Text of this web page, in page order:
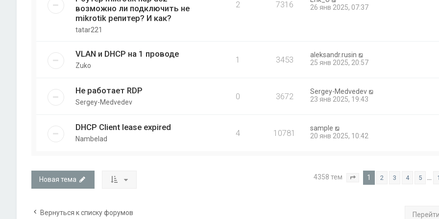
возможно ли подключить не
mikrotik репитер? И как?
tatar221
2 7316
26 янв 2025, 07:37
VLAN и DHCP на 1 проводе
Zuko
1 3453
aleksandr.rusin
25 янв 2025, 20:57
Не работает RDP
Sergey-Medvedev
0 3672
Sergey-Medvedev
23 янв 2025, 19:43
DHCP Client lease expired
Nambelad
4 10781
sample
20 янв 2025, 10:42
Новая тема 4358 тем Страница из 175
1 2 3 4 5
Вернуться к списку форумов Перейти